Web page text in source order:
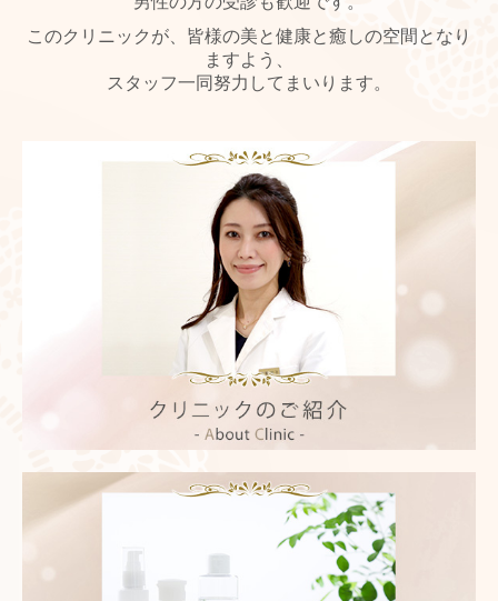
このクリニックが、皆様の美と健康と癒しの空間となり
ますよう、
スタッフ一同努力してまいります。